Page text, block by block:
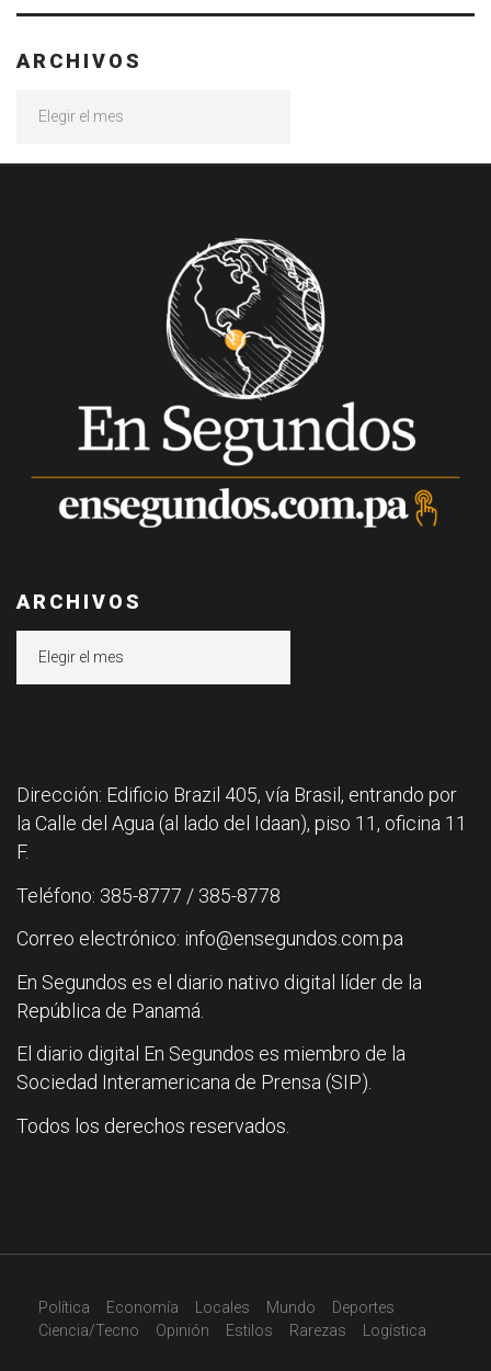
ARCHIVOS
ARCHIVOS
Dirección: Edificio Brazil 405, vía Brasil, entrando por
la Calle del Agua (al lado del Idaan), piso 11, oficina 11
F.
Teléfono: 385-8777 / 385-8778
Correo electrónico: info@ensegundos.com.pa
En Segundos es el diario nativo digital líder de la
República de Panamá.
El diario digital En Segundos es miembro de la
Sociedad Interamericana de Prensa (SIP).
Todos los derechos reservados.
Política Economía Locales Mundo
Deportes
Ciencia/Tecno
Opinión Estilos Rarezas Logística